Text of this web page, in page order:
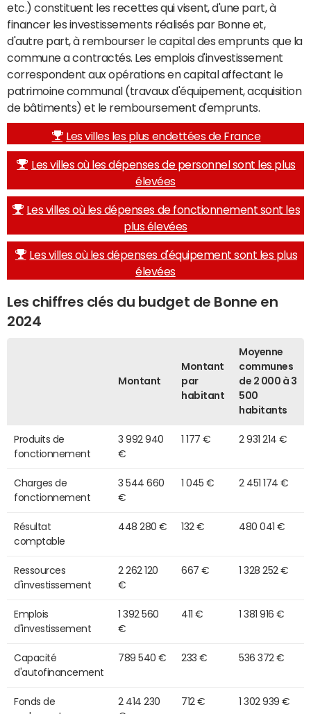
etc.) constituent les recettes qui visent, d'une part, à
financer les investissements réalisés par Bonne et,
d'autre part, à rembourser le capital des emprunts que la
commune a contractés. Les emplois d'investissement
correspondent aux opérations en capital affectant le
patrimoine communal (travaux d'équipement, acquisition
de bâtiments) et le remboursement d'emprunts.
Les villes les plus endettées de France
Les villes où les dépenses de personnel sont les plus
élevées
Les villes où les dépenses de fonctionnement sont les
plus élevées
Les villes où les dépenses d'équipement sont les plus
élevées
Les chiffres clés du budget de Bonne en
2024
Montant
Montant
par
habitant
Moyenne
communes
de 2 000 à 3
500
habitants
Produits de
fonctionnement
3 992 940
€
1 177 € 2 931 214 €
Charges de
fonctionnement
3 544 660
€
1 045 € 2 451 174 €
Résultat
comptable
448 280 € 132 € 480 041 €
Ressources
d'investissement
2 262 120
€
667 € 1 328 252 €
Emplois
d'investissement
1 392 560
€
411 € 1 381 916 €
Capacité
d'autofinancement
789 540 € 233 € 536 372 €
Fonds de
2 414 230
712 € 1 302 939 €